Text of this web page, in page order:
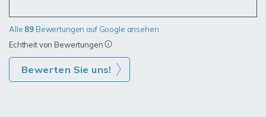
Alle 89 Bewertungen auf Google ansehen
Echtheit von Bewertungen
Bewerten Sie uns!